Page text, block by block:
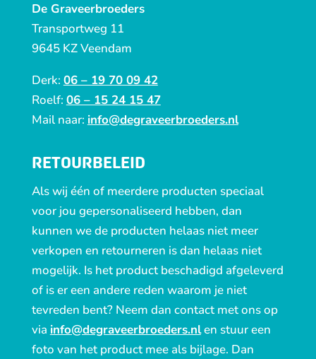
De Graveerbroeders
Transportweg 11
9645 KZ Veendam
Derk: 06 – 19 70 09 42
Roelf: 06 – 15 24 15 47
Mail naar: info@degraveerbroeders.nl
RETOURBELEID
Als wij één of meerdere producten speciaal
voor jou gepersonaliseerd hebben, dan
kunnen we de producten helaas niet meer
verkopen en retourneren is dan helaas niet
mogelijk. Is het product beschadigd afgeleverd
of is er een andere reden waarom je niet
tevreden bent? Neem dan contact met ons op
via info@degraveerbroeders.nlen stuur een
foto van het product mee als bijlage. Dan